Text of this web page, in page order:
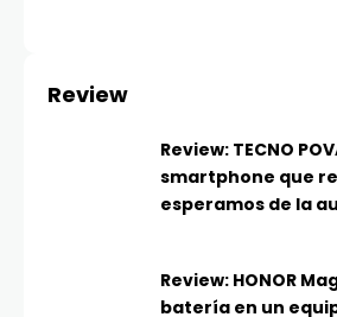
Review
Review: TECNO
smartphone que
esperamos de la
Review: HONOR
batería en un